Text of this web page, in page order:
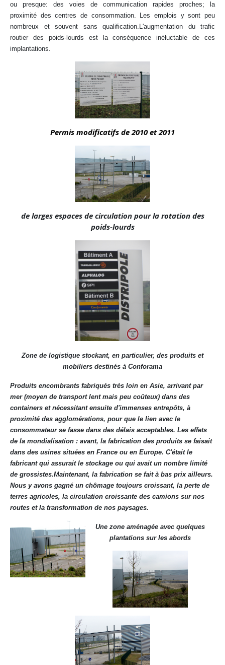
ou presque: des voies de communication rapides proches; la
proximité des centres de consommation. Les emplois y sont peu
nombreux et souvent sans qualification.L'augmentation du trafic
routier des poids-lourds est la conséquence inéluctable de ces
implantations.
Permis modificatifs de 2010 et 2011
de larges espaces de circulation pour la rotation des
poids-lourds
Zone de logistique stockant, en particulier, des produits et
mobiliers destinés à Conforama
Produits encombrants fabriqués très loin en Asie, arrivant par
mer (moyen de transport lent mais peu coûteux) dans des
containers et nécessitant ensuite d'immenses entrepôts, à
proximité des agglomérations, pour que le lien avec le
consommateur se fasse dans des délais acceptables. Les effets
de la mondialisation : avant, la fabrication des produits se faisait
dans des usines situées en France ou en Europe. C'était le
fabricant qui assurait le stockage ou qui avait un nombre limité
de grossistes.Maintenant, la fabrication se fait à bas prix ailleurs.
Nous y avons gagné un chômage toujours croissant, la perte de
terres agricoles, la circulation croissante des camions sur nos
routes et la transformation de nos paysages.
Une zone aménagée avec quelques
plantations sur les abords